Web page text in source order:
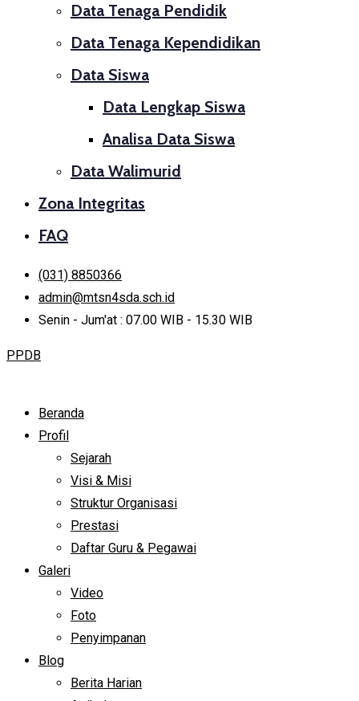
Data Tenaga Pendidik
Data Tenaga Kependidikan
Data Siswa
Data Lengkap Siswa
Analisa Data Siswa
Data Walimurid
Zona Integritas
FAQ
(031) 8850366
admin@mtsn4sda.sch.id
Senin - Jum'at : 07.00 WIB - 15.30 WIB
PPDB
Beranda
Profil
Sejarah
Visi & Misi
Struktur Organisasi
Prestasi
Daftar Guru & Pegawai
Galeri
Video
Foto
Penyimpanan
Blog
Berita Harian